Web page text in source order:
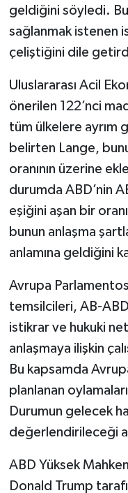
geldiğini söyledi.
sağlanmak istenen
çeliştiğini dile
Uluslararası Acil
önerilen 122’nci
tüm ülkelere ayrım
belirten Lange,
oranının üzerine
durumda ABD’nin
eşiğini aşan bir
bunun anlaşma
anlamına geldiğini
Avrupa
temsilcileri, AB-
istikrar ve hukuki
anlaşmaya ilişkin
Bu kapsamda
planlanan
Durumun gelecek
değerlendirileceği
ABD Yüksek
Donald Trump